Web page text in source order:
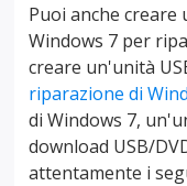
Puoi anche creare
Windows 7 per
creare un'unità
riparazione di
di Windows 7,
download USB/
attentamente i